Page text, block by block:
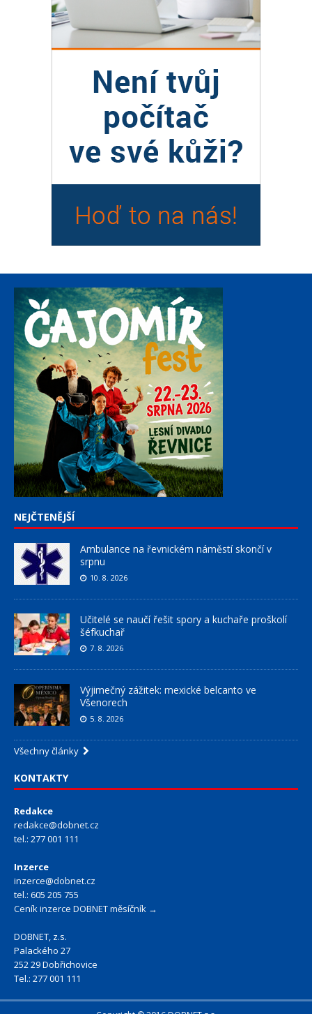
NEJČTENĚJŠÍ
Ambulance na řevnickém náměstí skončí v
srpnu
10. 8. 2026
Učitelé se naučí řešit spory a kuchaře proškolí
šéfkuchař
7. 8. 2026
Výjimečný zážitek: mexické belcanto ve
Všenorech
5. 8. 2026
Všechny články
KONTAKTY
Redakce
redakce@dobnet.cz
tel.: 277 001 111
Inzerce
inzerce@dobnet.cz
tel.: 605 205 755
Ceník inzerce DOBNET měsíčník →
DOBNET, z.s.
Palackého 27
252 29 Dobřichovice
Tel.: 277 001 111